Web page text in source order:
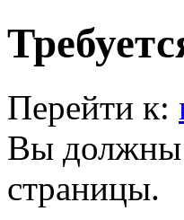
Перейти к:
Вы должны
страницы.